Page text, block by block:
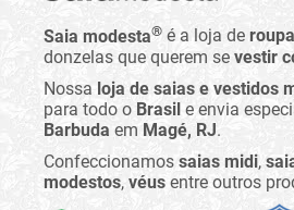
Saia modesta® é a loja de
donzelas que querem se vestir
Nossa loja de saias e vestidos
para todo o Brasil e envia
Barbuda em Magé, RJ.
Confeccionamos saias midi,
modestos, véus entre outros